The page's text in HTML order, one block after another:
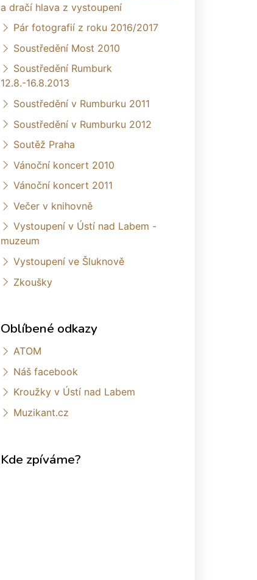
a dračí hlava z vystoupení
Pár fotografií z roku 2016/2017
Soustředění Most 2010
Soustředění Rumburk
12.8.-16.8.2013
Soustředění v Rumburku 2011
Soustředění v Rumburku 2012
Soutěž Praha
Vánoční koncert 2010
Vánoční koncert 2011
Večer v knihovně
Vystoupení v Ústí nad Labem -
muzeum
Vystoupení ve Šluknově
Zkoušky
Oblíbené odkazy
ATOM
Náš facebook
Kroužky v Ústí nad Labem
Muzikant.cz
Kde zpíváme?